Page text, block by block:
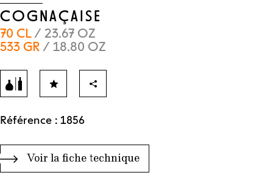
COGNAÇAISE
70 CL/ 23.67 OZ
533 GR / 18.80 OZ
Référence : 1856
Voir la fiche technique